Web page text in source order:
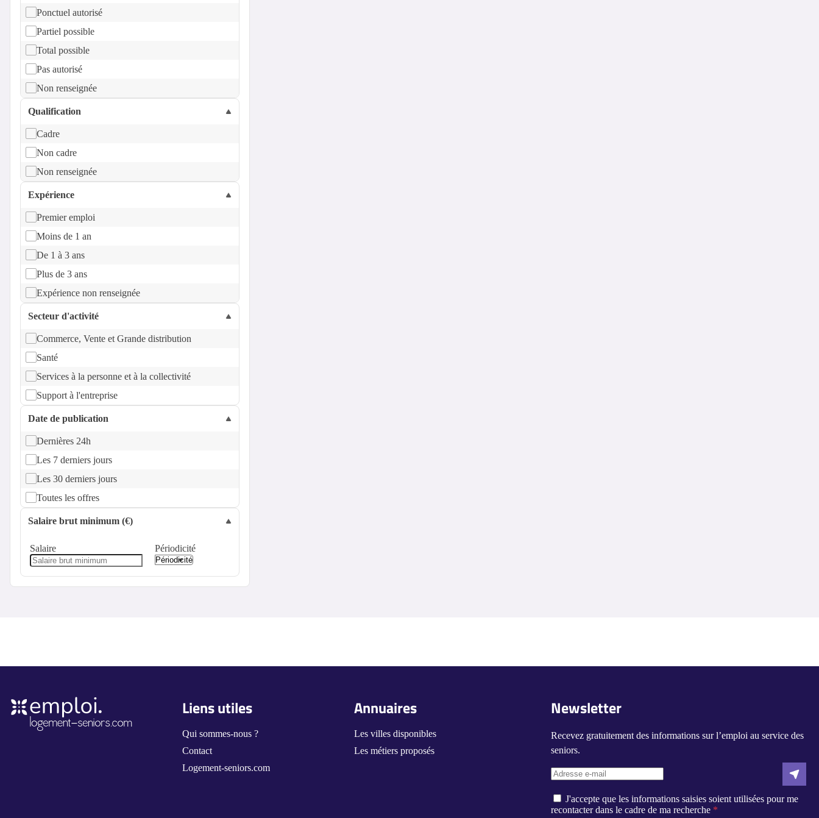
Ponctuel autorisé
Partiel possible
Total possible
Pas autorisé
Non renseignée
Qualification
Cadre
Non cadre
Non renseignée
Expérience
Premier emploi
Moins de 1 an
De 1 à 3 ans
Plus de 3 ans
Expérience non renseignée
Secteur d'activité
Commerce, Vente et Grande distribution
Santé
Services à la personne et à la collectivité
Support à l'entreprise
Date de publication
Dernières 24h
Les 7 derniers jours
Les 30 derniers jours
Toutes les offres
Salaire brut minimum (€)
Salaire Périodicité
Newsletter
Recevez gratuitement des informations sur l’emploi au service des
seniors.
J'accepte que les informations saisies soient utilisées pour me
recontacter dans le cadre de ma recherche
Liens utiles
Qui sommes-nous ?
Contact
Logement-seniors.com
Annuaires
Les villes disponibles
Les métiers proposés